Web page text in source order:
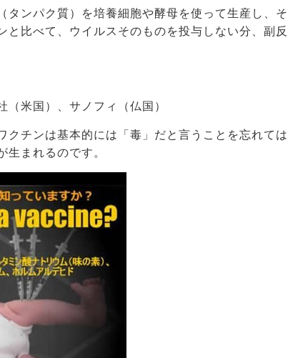
タンパク質）を培養細胞や酵母を使って生産し、そ
比べて、ウイルスそのものを投与しない分、副反
（米国）、サノフィ（仏国）
チンは基本的には「毒」だと言うことを忘れては
生まれるのです。